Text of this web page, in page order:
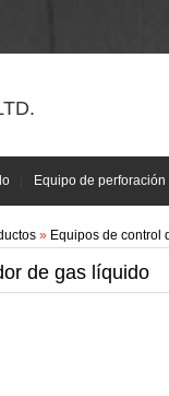
Equipo de
» Equipos de control
de gas líquido